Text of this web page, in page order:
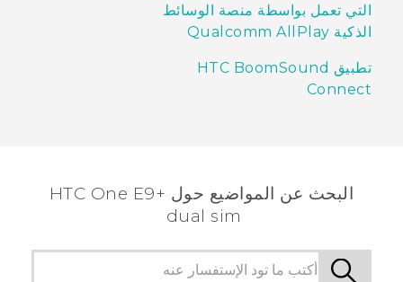
التي تعمل بواسطة منصة الوسائط
الذكية Qualcomm AllPlay
تطبيق HTC BoomSound
Connect
البحث عن المواضيع حول HTC One E9+
dual sim